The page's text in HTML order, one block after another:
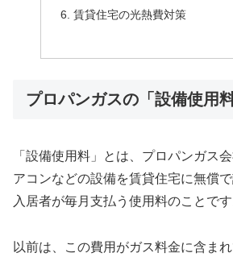
賃貸住宅の光熱費対策
プロパンガスの「設備使用
「設備使用料」とは、プロパンガス
アコンなどの設備を賃貸住宅に無償で
入居者が毎月支払う使用料のことです
以前は、この費用がガス料金に含まれ